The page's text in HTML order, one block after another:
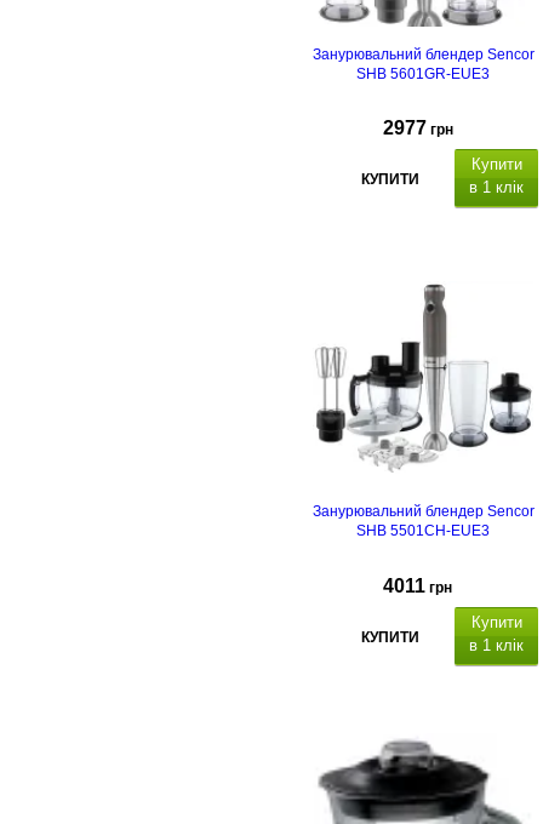
Занурювальний блендер Sencor
SHB 5601GR-EUE3
2977 грн
КУПИТИ
Купити
в 1 клік
Занурювальний блендер Sencor
SHB 5501CH-EUE3
4011 грн
КУПИТИ
Купити
в 1 клік